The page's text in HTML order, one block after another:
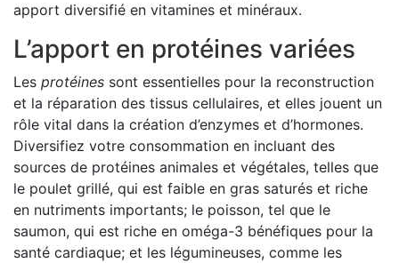
apport diversifié en vitamines et minéraux.
L’apport en protéines variées
Les protéines sont essentielles pour la reconstruction
et la réparation des tissus cellulaires, et elles jouent un
rôle vital dans la création d’enzymes et d’hormones.
Diversifiez votre consommation en incluant des
sources de protéines animales et végétales, telles que
le poulet grillé, qui est faible en gras saturés et riche
en nutriments importants; le poisson, tel que le
saumon, qui est riche en oméga-3 bénéfiques pour la
santé cardiaque; et les légumineuses, comme les